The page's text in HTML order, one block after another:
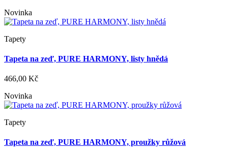
Novinka
Tapety
Tapeta na zeď, PURE HARMONY, listy hnědá
466,00 Kč
Novinka
Tapety
Tapeta na zeď, PURE HARMONY, proužky růžová